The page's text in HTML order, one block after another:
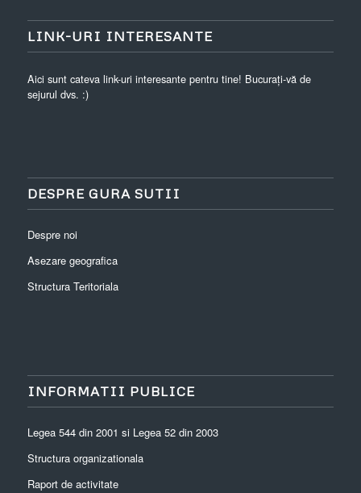
LINK-URI INTERESANTE
Aici sunt cateva link-uri interesante pentru tine! Bucurați-vă de
sejurul dvs. :)
DESPRE GURA SUTII
Despre noi
Asezare geografica
Structura Teritoriala
INFORMATII PUBLICE
Legea 544 din 2001 si Legea 52 din 2003
Structura organizationala
Raport de activitate